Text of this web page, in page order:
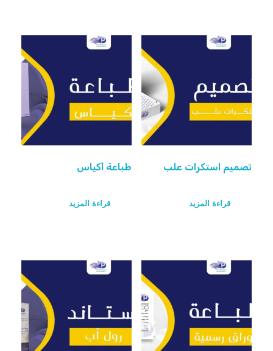
تصميم استكرات علب
قراءة المزيد
طباعة أكياس
قراءة المزيد